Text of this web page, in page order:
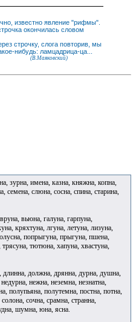
известно явление "рифмы".
окончилась словом
строчку, слога повторив, мы
нибудь: ламцадрица-ца...
(В.Маяковский)
зурна, имена, казна, княжна, копна,
семена, слюна, сосна, спина, старина,
вьюна, галуна, гарпуна,
кряхтуна, лгуна, летуна, лизуна,
попрыгуна, прыгуна, пшена,
тютюна, хапуна, хвастуна,
длинна, должна, дрянна, дурна, душна,
нежна, неземна, незнатна,
полупьяна, полутемна, постна, потна,
сочна, срамна, странна,
шумна, юна, ясна.